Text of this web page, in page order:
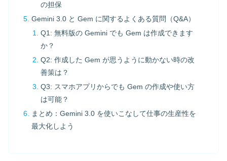
の担保
Gemini 3.0 と Gem に関するよくある質問（Q&A）
Q1: 無料版の Gemini でも Gem は作成できます
か？
Q2: 作成した Gem が思うように動かない時の改
善策は？
Q3: スマホアプリからでも Gem の作成や使い方
は可能？
まとめ：Gemini 3.0 を使いこなして仕事の生産性を
最大化しよう